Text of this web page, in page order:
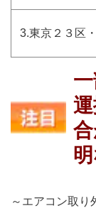
3.東京２３区
～エアコン取り